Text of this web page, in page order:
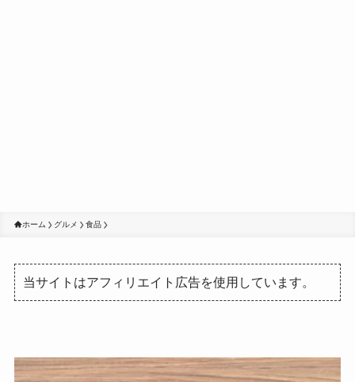
ホーム グルメ 食品
当サイトはアフィリエイト広告を使用しています。